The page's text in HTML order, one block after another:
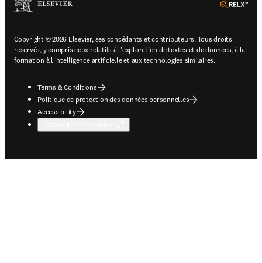
Copyright © 2026 Elsevier, ses concédants et contributeurs. Tous droits
réservés, y compris ceux relatifs à l'exploration de textes et de données, à la
formation à l'intelligence artificielle et aux technologies similaires.
Terms & Conditions
Politique de protection des données personnelles
Accessibility